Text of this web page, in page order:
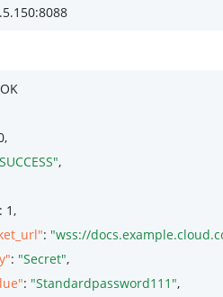
OK
,
,
: 1 ,
: "wss://
: "Secret",
: "Standardpassword111",